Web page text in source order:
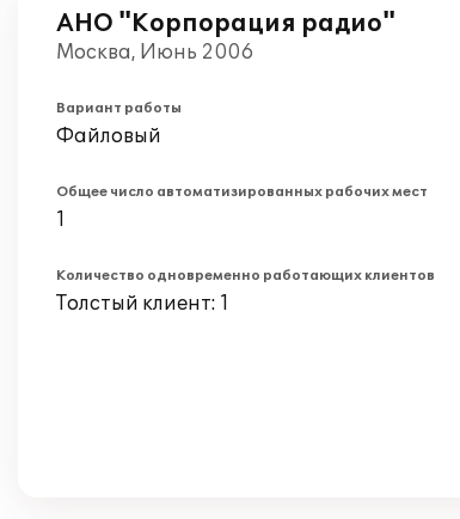
АНО "Корпорация радио"
Москва, Июнь 2006
Вариант работы
Файловый
Общее число автоматизированных рабочих мест
1
Количество одновременно работающих клиентов
Толстый клиент: 1